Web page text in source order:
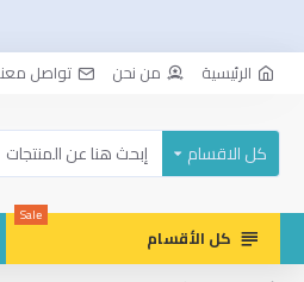
الرئيسية من نحن تواصل
كل الاقسام
كل الأقسام
Sale